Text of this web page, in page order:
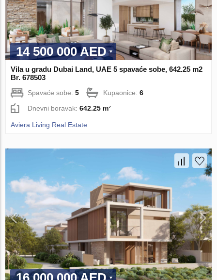
14 500 000 AED
Vila u gradu Dubai Land, UAE 5 spavaće sobe, 642.25 m2
Br. 678503
Spavaće sobe:5 Kupaonice:6
Dnevni boravak:642.25 m²
Aviera Living Real Estate